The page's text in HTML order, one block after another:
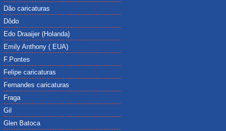
Dão caricaturas
Dôdo
Edo Draaijer (Holanda)
Emily Anthony ( EUA)
F.Pontes
Felipe caricaturas
Fernandes caricaturas
Fraga
Gil
Glen Batoca